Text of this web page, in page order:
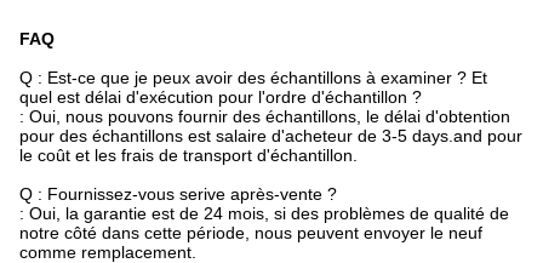
FAQ
Q : Est-ce que je peux avoir des échantillons à examiner ? Et
quel est délai d'exécution pour l'ordre d'échantillon ?
: Oui, nous pouvons fournir des échantillons, le délai d'obtention
pour des échantillons est salaire d'acheteur de 3-5 days.and pour
le coût et les frais de transport d'échantillon.
Q : Fournissez-vous serive après-vente ?
: Oui, la garantie est de 24 mois, si des problèmes de qualité de
notre côté dans cette période, nous peuvent envoyer le neuf
comme remplacement.